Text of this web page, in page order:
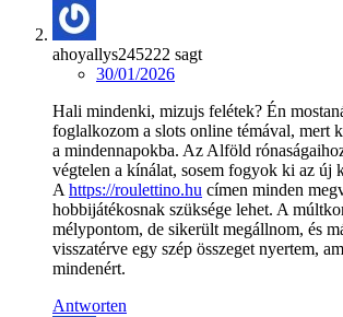
ahoyallys245222 sagt
30/01/2026
Hali mindenki, mizujs felétek? Én
foglalkozom a slots online témával, mert
a mindennapokba. Az Alföld
végtelen a kínálat, sosem fogyok ki az új
A https://roulettino.hu címen minden
hobbijátékosnak szüksége lehet. A
mélypontom, de sikerült megállnom, és
visszatérve egy szép összeget nyertem,
mindenért.
Antworten